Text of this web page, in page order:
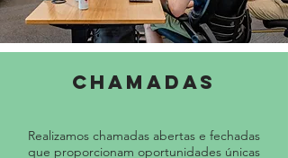
CHAMADAS
Realizamos chamadas abertas e fechadas
que proporcionam oportunidades únicas